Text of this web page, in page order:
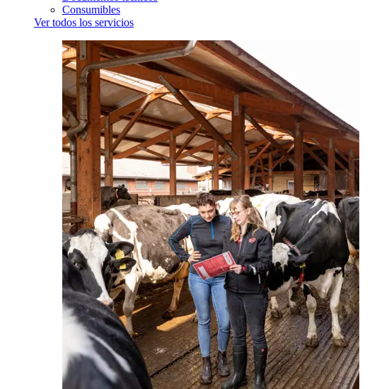
Consumibles
Ver todos los servicios